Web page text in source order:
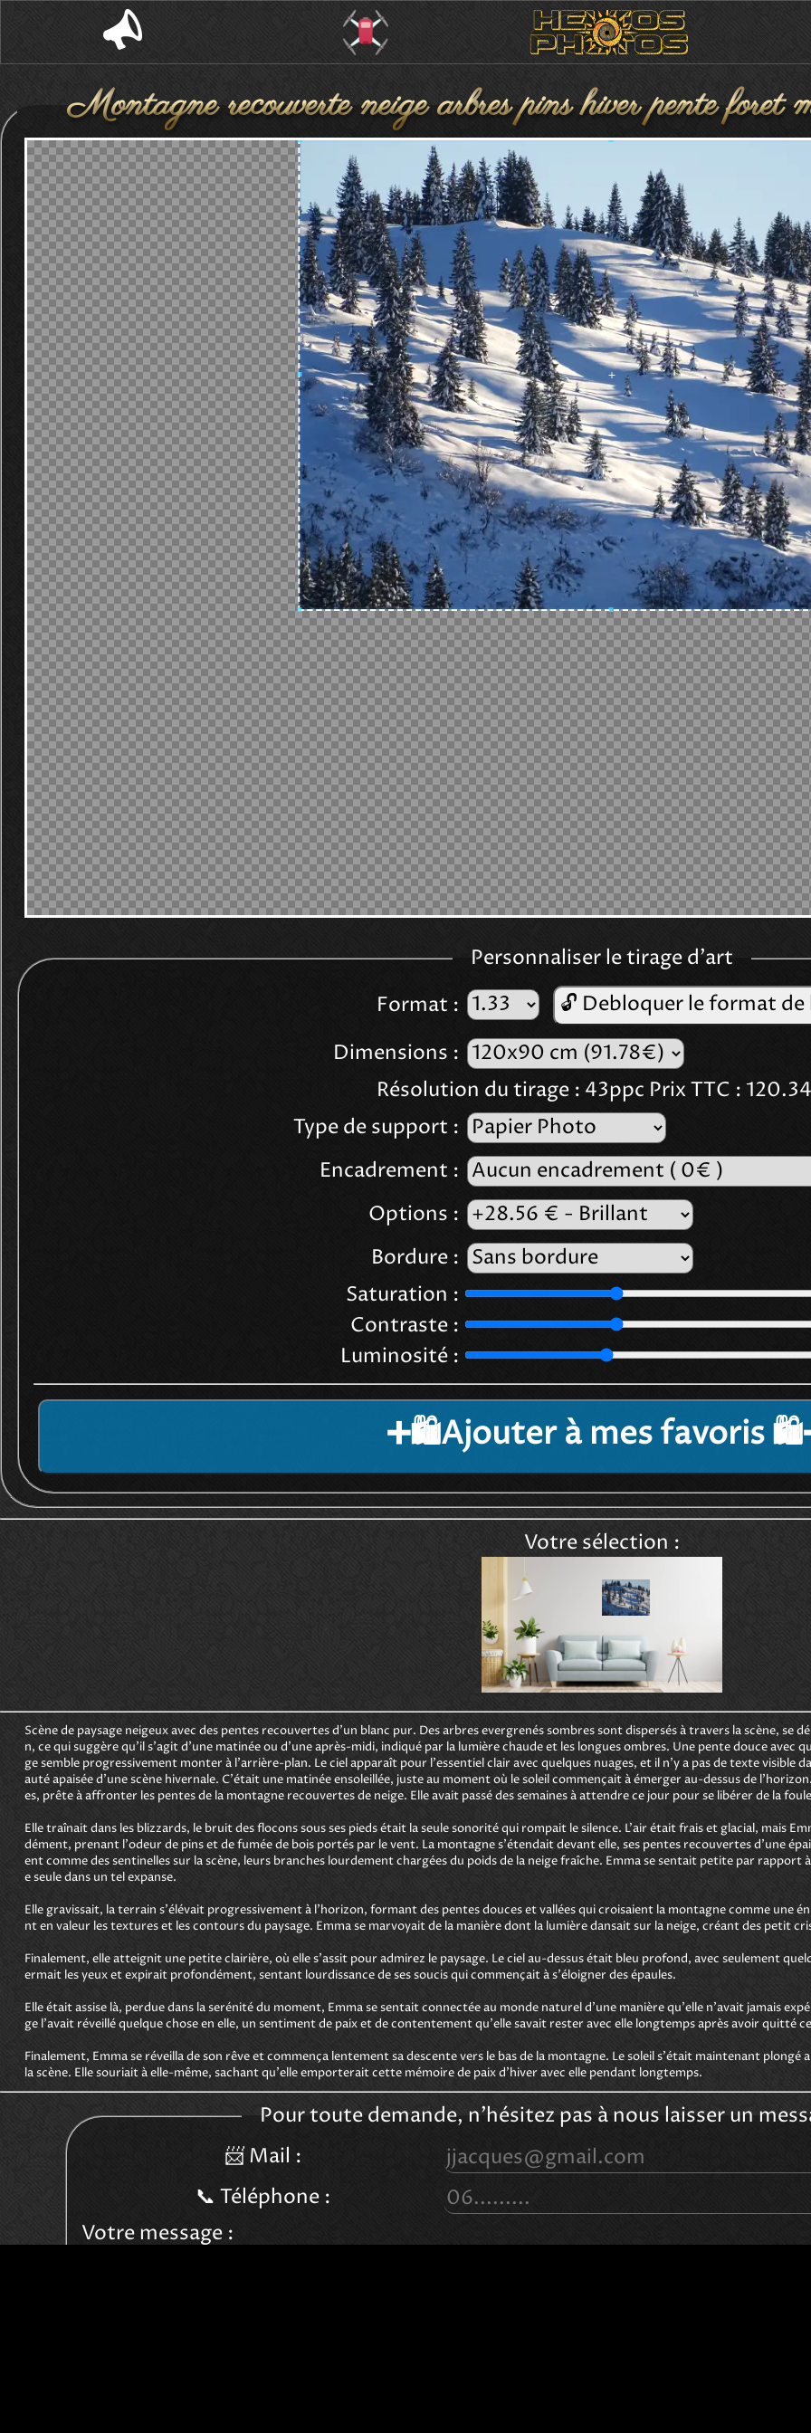
Montagne recouverte neige arbres pins hiver pente foret
escarpee couverte evergenes station ski terrains
Personnaliser le tirage d'art
Format :
🔓 Debloquer le format de
Dimensions :
Résolution du tirage : 43ppc Prix TTC :
Type de support :
Encadrement :
Options :
Bordure :
Saturation :
Contraste :
Luminosité :
➕🛍️Ajouter à mes favoris
Votre sélection :
Scène de paysage neigeux avec des pentes recouvertes d'un blanc pur. Des arbres evergrenés sombres sont dispersés à travers la scène, se
n, ce qui suggère qu'il s'agit d'une matinée ou d'une après-midi, indiqué par la lumière chaude et les longues ombres. Une pente douce avec
ge semble progressivement monter à l'arrière-plan. Le ciel apparaît pour l'essentiel clair avec quelques nuages, et il n'y a pas de texte visible
auté apaisée d'une scène hivernale. C'était une matinée ensoleillée, juste au moment où le soleil commençait à émerger au-dessus de
es, prête à affronter les pentes de la montagne recouvertes de neige. Elle avait passé des semaines à attendre ce jour pour se libérer de la
Elle traînait dans les blizzards, le bruit des flocons sous ses pieds était la seule sonorité qui rompait le silence. L'air était frais et glacial, mais
dément, prenant l'odeur de pins et de fumée de bois portés par le vent. La montagne s'étendait devant elle, ses pentes recouvertes d'une
ent comme des sentinelles sur la scène, leurs branches lourdement chargées du poids de la neige fraîche. Emma se sentait petite par rapport
e seule dans un tel expanse.
Elle gravissait, la terrain s'élévait progressivement à l'horizon, formant des pentes douces et vallées qui croisaient la montagne comme une
nt en valeur les textures et les contours du paysage. Emma se marvoyait de la manière dont la lumière dansait sur la neige, créant des petit
Finalement, elle atteignit une petite clairière, où elle s'assit pour admirez le paysage. Le ciel au-dessus était bleu profond, avec seulement
ermait les yeux et expirait profondément, sentant lourdissance de ses soucis qui commençait à s'éloigner des épaules.
Elle était assise là, perdue dans la serénité du moment, Emma se sentait connectée au monde naturel d'une manière qu'elle n'avait jamais
ge l'avait réveillé quelque chose en elle, un sentiment de paix et de contentement qu'elle savait rester avec elle longtemps après avoir quitté
Finalement, Emma se réveilla de son rêve et commença lentement sa descente vers le bas de la montagne. Le soleil s'était maintenant
la scène. Elle souriait à elle-même, sachant qu'elle emporterait cette mémoire de paix d'hiver avec elle pendant longtemps.
Pour toute demande, n'hésitez pas à nous laisser un
📨 Mail :
📞️ Téléphone :
Votre message :